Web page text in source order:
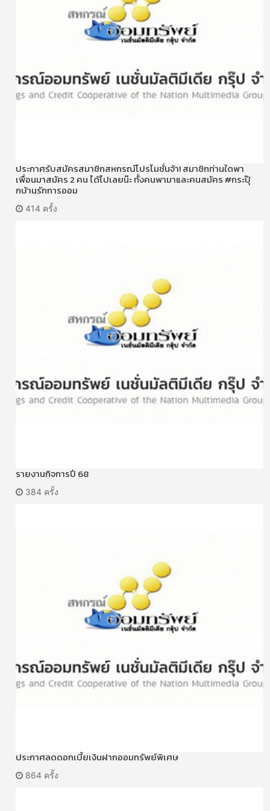
ประกาศรับสมัครสมาชิกสหกรณ์โปรโมชั่นจ้า! สมาชิกท่านใดพา
เพื่อนมาสมัคร 2 คน ได้ไปเลยน๊ะ ทั้งคนพามาและคนสมัคร #กระปุ๊
กบ้านรักการออม
414 ครั้ง
รายงานกิจการปี 68
384 ครั้ง
ประกาศลดดอกเบี้ยเงินฝากออมทรัพย์พิเศษ
864 ครั้ง